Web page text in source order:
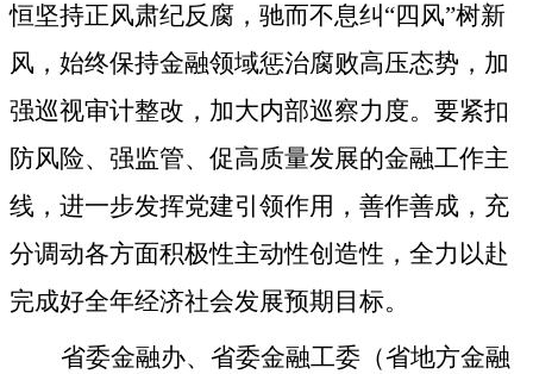
恒坚持正风肃纪反腐，驰而不息纠“四风”树新
风，始终保持金融领域惩治腐败高压态势，加
强巡视审计整改，加大内部巡察力度。要紧扣
防风险、强监管、促高质量发展的金融工作主
线，进一步发挥党建引领作用，善作善成，充
分调动各方面积极性主动性创造性，全力以赴
完成好全年经济社会发展预期目标。
省委金融办、省委金融工委（省地方金融